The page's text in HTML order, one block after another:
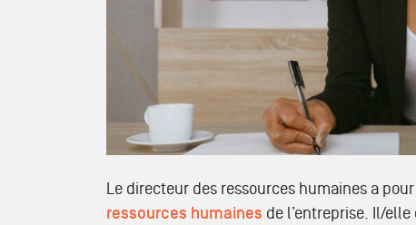
Le directeur des ressources humaines a
ressources humaines de l’entreprise. Il/